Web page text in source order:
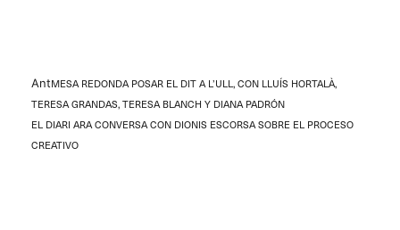
AntMESA REDONDA POSAR EL DIT A L’ULL, CON LLUÍS HORTALÀ,
TERESA GRANDAS, TERESA BLANCH Y DIANA PADRÓN
EL DIARI ARA CONVERSA CON DIONIS ESCORSA SOBRE EL PROCESO
CREATIVO